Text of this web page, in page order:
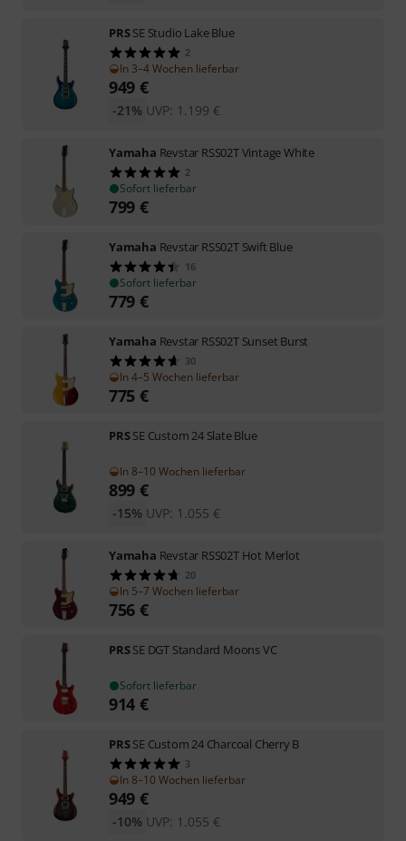
PRSSE Studio Lake Blue
2
In 3–4 Wochen lieferbar
949 €
UVP: 1.199 €
-21%
Yamaha Revstar RSS02T Vintage White
2
Sofort lieferbar
799 €
Yamaha Revstar RSS02T Swift Blue
16
Sofort lieferbar
779 €
Yamaha Revstar RSS02T Sunset Burst
30
In 4–5 Wochen lieferbar
775 €
PRSSE Custom 24 Slate Blue
In 8–10 Wochen lieferbar
899 €
UVP: 1.055 €
-15%
Yamaha Revstar RSS02T Hot Merlot
20
In 5–7 Wochen lieferbar
756 €
PRSSE DGT Standard Moons VC
Sofort lieferbar
914 €
PRSSE Custom 24 Charcoal Cherry B
3
In 8–10 Wochen lieferbar
949 €
UVP: 1.055 €
-10%